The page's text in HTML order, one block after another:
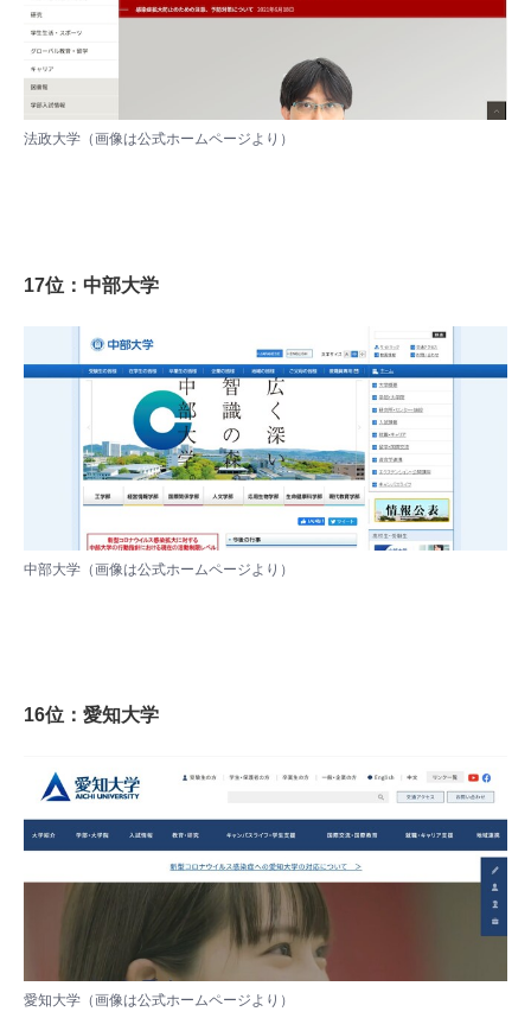
法政大学（画像は公式ホームページより）
17位：中部大学
中部大学（画像は公式ホームページ より）
16位：愛知大学
愛知大学（画像は公式ホームページより）